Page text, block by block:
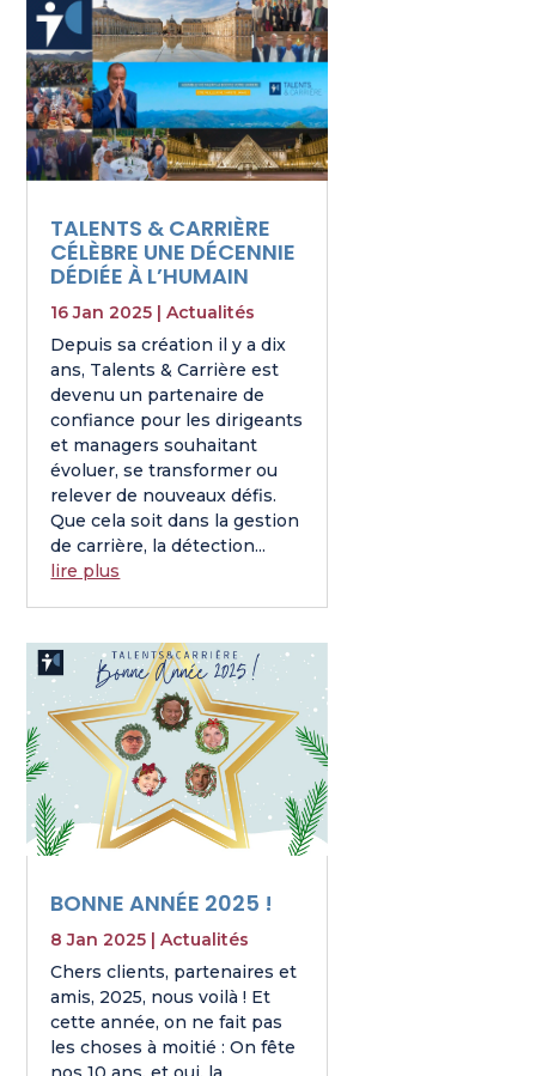
TALENTS & CARRIÈRE
CÉLÈBRE UNE DÉCENNIE
DÉDIÉE À L’HUMAIN
16 Jan 2025 |Actualités
Depuis sa création il y a dix
ans, Talents & Carrière est
devenu un partenaire de
confiance pour les dirigeants
et managers souhaitant
évoluer, se transformer ou
relever de nouveaux défis.
Que cela soit dans la gestion
de carrière, la détection...
lire plus
BONNE ANNÉE 2025 !
8 Jan 2025 |Actualités
Chers clients, partenaires et
amis, 2025, nous voilà ! Et
cette année, on ne fait pas
les choses à moitié : On fête